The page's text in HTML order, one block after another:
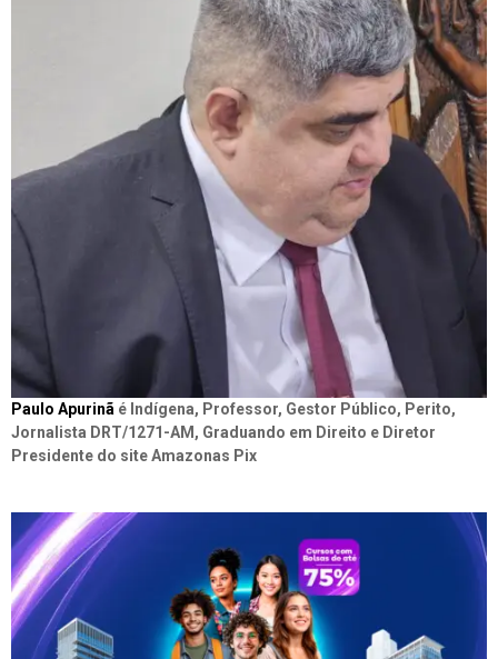
Paulo Apurinã é Indígena, Professor, Gestor Público, Perito,
Jornalista DRT/1271-AM, Graduando em Direito e Diretor
Presidente do site Amazonas Pix